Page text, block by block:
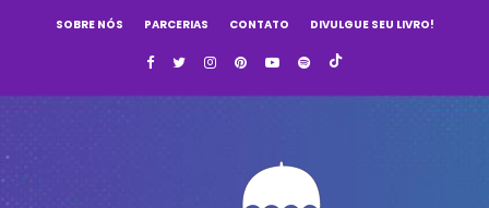
SOBRE NÓS PARCERIAS CONTATO DIVULGUE SEU LIVRO!